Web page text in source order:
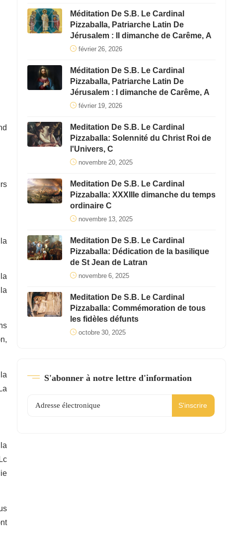
Méditation De S.B. Le Cardinal
Pizzaballa, Patriarche Latin De
Jérusalem : II dimanche de Carême, A
février 26, 2026
Méditation De S.B. Le Cardinal
Pizzaballa, Patriarche Latin De
Jérusalem : I dimanche de Carême, A
février 19, 2026
Meditation De S.B. Le Cardinal
Pizzaballa: Solennité du Christ Roi de
l'Univers, C
novembre 20, 2025
Meditation De S.B. Le Cardinal
Pizzaballa: XXXIIIe dimanche du temps
ordinaire C
novembre 13, 2025
Meditation De S.B. Le Cardinal
Pizzaballa: Dédication de la basilique
de St Jean de Latran
novembre 6, 2025
Meditation De S.B. Le Cardinal
Pizzaballa: Commémoration de tous
les fidèles défunts
octobre 30, 2025
S'abonner à notre lettre d'information
S'inscrire